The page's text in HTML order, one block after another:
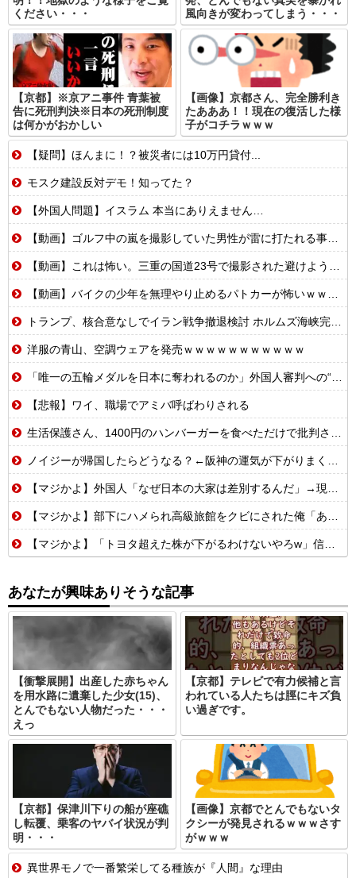
ください・・・
風向きが変わってしまう・・・
【京都】※京アニ事件 青葉被
告に死刑判決※日本の死刑制度
は何かがおかしい
【画像】京都さん、完全勝利き
たあああ！！現在の復活した様
子がコチラｗｗｗ
【疑問】ほんまに！？被災者には10万円貸付...
モスク建設反対デモ！知ってた？
【外国人問題】イスラム 本当にありえません…
【動画】ゴルフ中の嵐を撮影していた男性が雷に打たれる事故。
【動画】これは怖い。三重の国道23号で撮影された避けようがないもらい事故の瞬間。
【動画】バイクの少年を無理やり止めるパトカーが怖いｗｗｗｗ
トランプ、核合意なしでイラン戦争撤退検討 ホルムズ海峡完全再開なら
洋服の青山、空調ウェアを発売ｗｗｗｗｗｗｗｗｗｗｗ
「唯一の五輪メダルを日本に奪われるのか」外国人審判への“性接待”で大揺れの韓国サッカー界、ロンドン五輪メダル剝奪の可能性に戦々恐々「前例がない」
【悲報】ワイ、職場でアミバ呼ばわりされる
生活保護さん、1400円のハンバーガーを食べただけで批判される
ノイジーが帰国したらどうなる？←阪神の運気が下がりまくるやろな
【マジかよ】外国人「なぜ日本の大家は差別するんだ」→現役大家の実録に反論できず
【マジかよ】部下にハメられ高級旅館をクビにされた俺「あとは頑張れよ」→廃業寸前の元三ツ星レストランでバイトを始めた結果
【マジかよ】「トヨタ超えた株が下がるわけないやろw」信用全力でキオクシア買った男たちの末路まとめwww
あなたが興味ありそうな記事
【衝撃展開】出産した赤ちゃん
を用水路に遺棄した少女(15)、
とんでもない人物だった・・・
えっ
【京都】テレビで有力候補と言
われている人たちは脛にキズ負
い過ぎです。
【京都】保津川下りの船が座礁
し転覆、乗客のヤバイ状況が判
明・・・
【画像】京都でとんでもないタ
クシーが発見されるｗｗｗさす
がｗｗｗ
異世界モノで一番繁栄してる種族が『人間』な理由